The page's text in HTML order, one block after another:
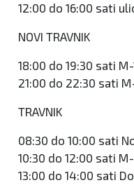
12:00 do 16:00 sati
NOVI TRAVNIK
18:00 do 19:30 sati
21:00 do 22:30 sati
TRAVNIK
08:30 do 10:00 sati
10:30 do 12:00 sati
13:00 do 14:00 sati